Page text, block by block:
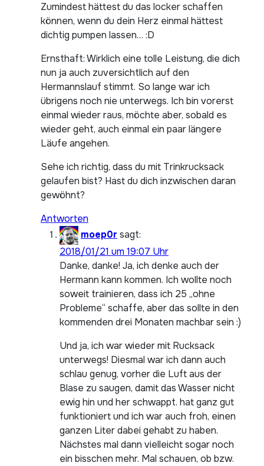
Zumindest hättest du das locker schaffen
können, wenn du dein Herz einmal hättest
dichtig pumpen lassen… :D
Ernsthaft: Wirklich eine tolle Leistung, die dich
nun ja auch zuversichtlich auf den
Hermannslauf stimmt. So lange war ich
übrigens noch nie unterwegs. Ich bin vorerst
einmal wieder raus, möchte aber, sobald es
wieder geht, auch einmal ein paar längere
Läufe angehen.
Sehe ich richtig, dass du mit Trinkrucksack
gelaufen bist? Hast du dich inzwischen daran
gewöhnt?
Antworten
moep0r sagt:
2018/01/21 um 19:07 Uhr
Danke, danke! Ja, ich denke auch der
Hermann kann kommen. Ich wollte noch
soweit trainieren, dass ich 25 „ohne
Probleme“ schaffe, aber das sollte in den
kommenden drei Monaten machbar sein :)
Und ja, ich war wieder mit Rucksack
unterwegs! Diesmal war ich dann auch
schlau genug, vorher die Luft aus der
Blase zu saugen, damit das Wasser nicht
ewig hin und her schwappt. hat ganz gut
funktioniert und ich war auch froh, einen
ganzen Liter dabei gehabt zu haben.
Nächstes mal dann vielleicht sogar noch
ein bisschen mehr. Mal schauen, ob bzw.